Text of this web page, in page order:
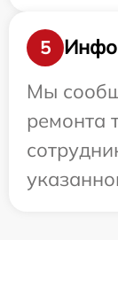
5
Мы
ремонта